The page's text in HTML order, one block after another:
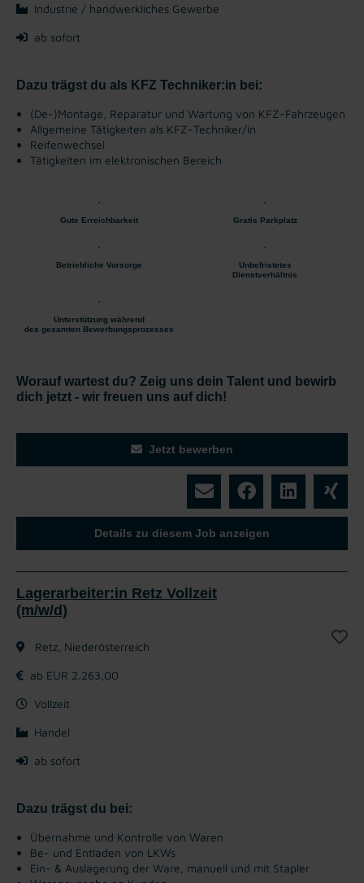
Industrie / handwerkliches Gewerbe
ab sofort
Dazu trägst du als KFZ Techniker:in bei:
(De-)Montage, Reparatur und Wartung von KFZ-Fahrzeugen
Allgemeine Tätigkeiten als KFZ-Techniker/in
Reifenwechsel
Tätigkeiten im elektronischen Bereich
Gute Erreichbarkeit Gratis Parkplatz
Betriebliche Vorsorge
Unbefristetes
Dienstverhältnis
Unterstützung während
des gesamten Bewerbungsprozesses
Worauf wartest du? Zeig uns dein Talent und bewirb
dich jetzt - wir freuen uns auf dich!
Jetzt bewerben
Details zu diesem Job anzeigen
Lagerarbeiter:in Retz Vollzeit
(m/w/d)
Retz, Niederösterreich
ab EUR 2.263,00
Vollzeit
Handel
ab sofort
Dazu trägst du bei:
Übernahme und Kontrolle von Waren
Be- und Entladen von LKWs
Ein- & Auslagerung der Ware, manuell und mit Stapler